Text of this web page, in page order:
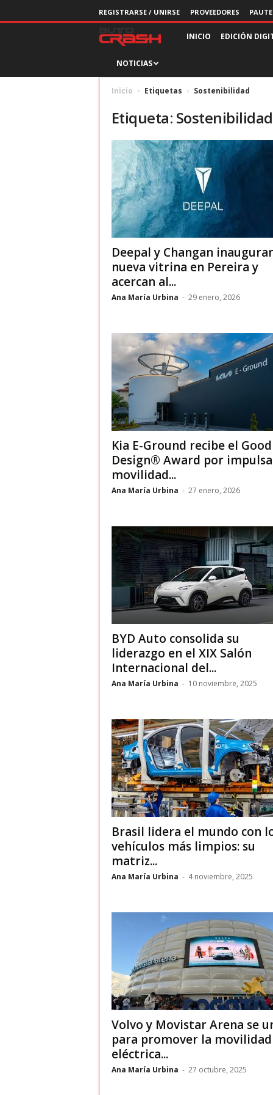
REGISTRARSE / UNIRSE PROVEEDORES
v
i
s
t
A
u
c
r
a
s
h
–
C
v
i
o
m
b
i
a
INICIO EDICIÓN
NOTICIAS
Inicio Etiquetas Sostenibilidad
Etiqueta: Sostenibilidad
Deepal y Changan
nueva vitrina en Pereira y
acercan al...
Ana María Urbina - 29 enero, 2026
Kia E-Ground recibe el Good
Design® Award por
movilidad...
Ana María Urbina - 27 enero, 2026
BYD Auto consolida su
liderazgo en el XIX Salón
Internacional del...
Ana María Urbina - 10 noviembre, 2025
Brasil lidera el mundo con
vehículos más limpios: su
matriz...
Ana María Urbina - 4 noviembre, 2025
Volvo y Movistar Arena se
para promover la movilidad
eléctrica...
Ana María Urbina - 27 octubre, 2025